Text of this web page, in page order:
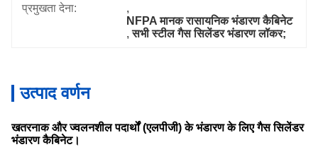
प्रमुखता देना:
,
NFPA मानक रासायनिक भंडारण कैबिनेट
, सभी स्टील गैस सिलेंडर भंडारण लॉकर;
उत्पाद वर्णन
खतरनाक और ज्वलनशील पदार्थों (एलपीजी) के भंडारण के लिए गैस सिलेंडर
भंडारण कैबिनेट।